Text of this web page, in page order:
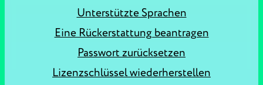
Unterstützte Sprachen
Eine Rückerstattung beantragen
Passwort zurücksetzen
Lizenzschlüssel wiederherstellen